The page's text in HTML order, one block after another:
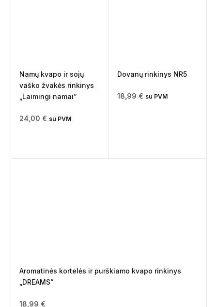
Namų kvapo ir sojų
vaško žvakės rinkinys
„Laimingi namai”
24,00 € su PVM
Dovanų rinkinys NR5
18,99 € su PVM
Aromatinės kortelės ir purškiamo kvapo rinkinys
„DREAMS”
18,99 €